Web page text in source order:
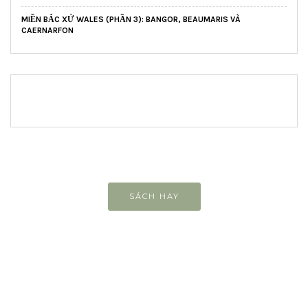
MIỀN BẮC XỨ WALES (PHẦN 3): BANGOR, BEAUMARIS VÀ
CAERNARFON
SÁCH HAY